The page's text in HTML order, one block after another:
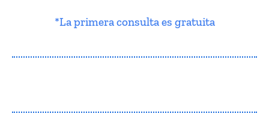
*La primera consulta es gratuita